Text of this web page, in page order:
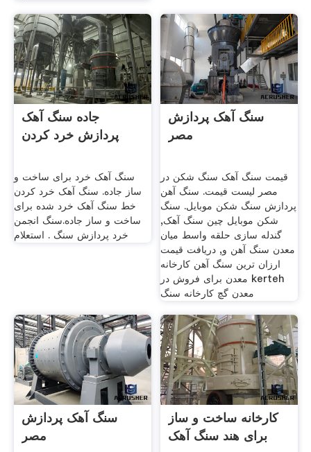
جاده سنگ آهک
پردازش خرد کردن
سنگ آهک خرد برای ساخت و
ساز جاده. سنگ آهک خرد کردن
خط سنگ آهک خرد شده برای
ساخت و ساز جاده.سنگ انجمن
خرد پردازش سنگ . استعلام
سنگ آهک پردازش
مصر
قیمت سنگ آهک سنگ شکن در
مصر لیست قیمت. سنگ آهن
پردازش سنگ شکن موبایل. سنگ
شکن موبایل چین سنگ آهک,
گندله سازی حلقه واسط میان
معدن سنگ آهن و, دریافت قیمت
ارزان ترین سنگ آهن کارخانه
معدن برای فروش در kerteh
معدن گچ کارخانه سنگ
سنگ آهک پردازش
مصر
کارخانه ساخت و ساز
برای هند سنگ آهک